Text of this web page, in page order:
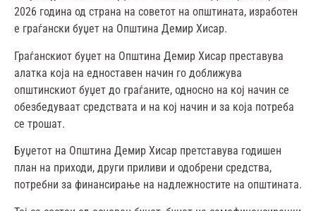
2026 година од страна на советот на општината, изработен
е граѓански буџет на Општина Демир Хисар.
Граѓанскиот буџет на Општина Демир Хисар преставува
алатка која на едноставен начин го доближува
општинскиот буџет до граѓаните, односно на кој начин се
обезбедуваат средствата и на кој начин и за која потреба
се трошат.
Буџетот на Општина Демир Хисар претставува годишен
план на приходи, други приливи и одобрени средства,
потребни за финансирање на надлежностите на општината.